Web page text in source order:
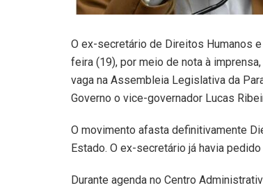
O ex-secretário de Direitos Humanos
feira (19), por meio de nota à
vaga na Assembleia Legislativa da
Governo o vice-governador Lucas
O movimento afasta definitivamente
Estado. O ex-secretário já havia
Durante agenda no Centro